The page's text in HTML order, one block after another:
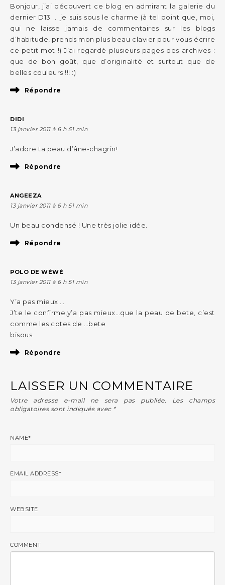
Bonjour, j’ai découvert ce blog en admirant la galerie du
dernier D13 … je suis sous le charme (à tel point que, moi,
qui ne laisse jamais de commentaires sur les blogs
d’habitude, prends mon plus beau clavier pour vous écrire
ce petit mot !) J’ai regardé plusieurs pages des archives :
que de bon goût, que d’originalité et surtout que de
belles couleurs !!! :)
Répondre
DIDI
13 janvier 2011 à 6 h 51 min
J’adore ta peau d’âne-chagrin!
Répondre
ANGEEZA
13 janvier 2011 à 6 h 51 min
Un beau condensé ! Une très jolie idée.
Répondre
POLO DE WÉWÉ
13 janvier 2011 à 6 h 51 min
Y’a pas mieux….
J’te le confirme,y’a pas mieux…que la peau de bete, c’est
comme les cotes de …bete
bisous.
Répondre
LAISSER UN COMMENTAIRE
Votre adresse e-mail ne sera pas publiée.
Les champs
obligatoires sont indiqués avec *
NAME*
EMAIL ADDRESS*
WEBSITE
COMMENT